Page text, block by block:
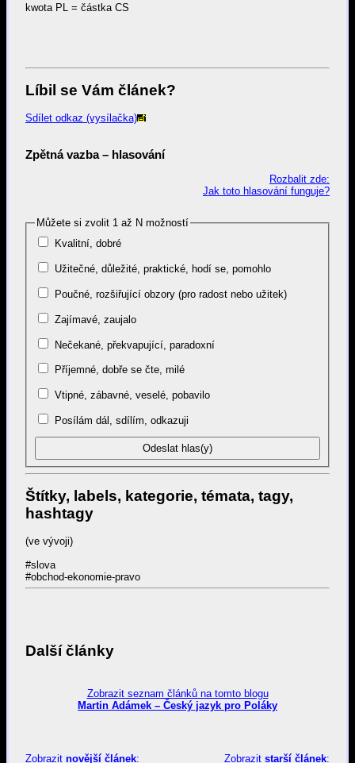
kwota PL = částka CS
Líbil se Vám článek?
Sdílet odkaz (vysílačka)
Zpětná vazba – hlasování
Rozbalit zde:
Jak toto hlasování funguje?
Můžete si zvolit 1 až N možností
Kvalitní, dobré
Užitečné, důležité, praktické, hodí se, pomohlo
Poučné, rozšiřující obzory (pro radost nebo užitek)
Zajímavé, zaujalo
Nečekané, překvapující, paradoxní
Příjemné, dobře se čte, milé
Vtipné, zábavné, veselé, pobavilo
Posílám dál, sdílím, odkazuji
Štítky, labels, kategorie, témata, tagy,
hashtagy
(ve vývoji)
#slova
#obchod-ekonomie-pravo
Další články
Zobrazit seznam článků na tomto blogu
Martin Adámek – Český jazyk pro Poláky
Zobrazit novější článek: Zobrazit starší článek: